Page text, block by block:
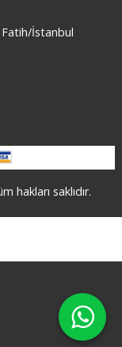
Fatih/İstanbul
hakları saklıdır.